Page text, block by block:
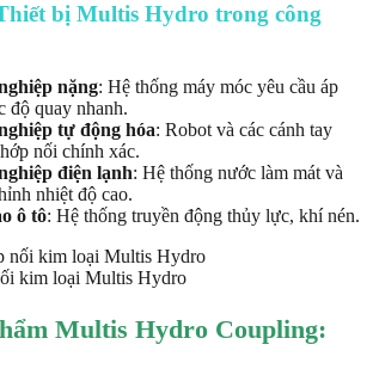
bị Multis Hydro trong công
nặng: Hệ thống máy móc yêu cầu áp
độ quay nhanh.
tự động hóa: Robot và các cánh tay
nối chính xác.
điện lạnh: Hệ thống nước làm mát và
nhiệt độ cao.
ô tô: Hệ thống truyền động thủy lực, khí nén.
kim loại Multis Hydro
Multis Hydro Coupling: